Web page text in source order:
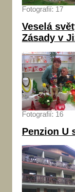
Fotografií: 17
Veselá
Zásady v
Fotografií: 16
Penzion U